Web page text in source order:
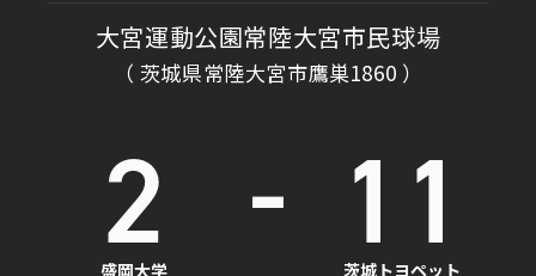
大宮運動公園常陸大宮市民球場
（ 茨城県常陸大宮市鷹巣1860 ）
盛岡大学
2 - 11
茨城トヨペット